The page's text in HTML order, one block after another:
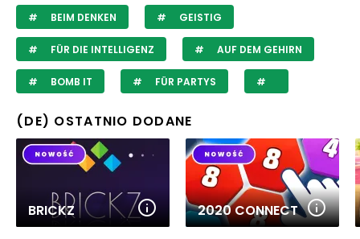
BEIM DENKEN GEISTIG
FÜR DIE INTELLIGENZ AUF DEM GEHIRN
BOMB IT FÜR PARTYS
(DE) OSTATNIO DODANE
BRICKZ 2020 CONNECT